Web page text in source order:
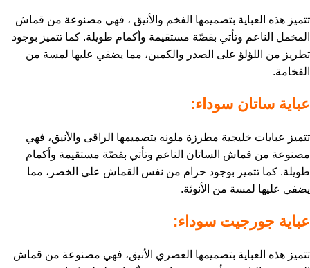
تتميز هذه العباية بتصميمها الفخم والأنيق ، فهي مصنوعة من قماش
المخمل الناعم وتأتي بقصّة مستقيمة وأكمام طويلة. كما تتميز بوجود
تطريز من اللؤلؤ على الصدر والكمين، مما يضفي عليها لمسة من
الفخامة.
عباية ساتان سوداء:
تتميز عبايات خليجية مطرزة ملونه بتصميمها الراقى والأنيق، فهي
مصنوعة من قماش الساتان الناعم وتأتي بقصّة مستقيمة وأكمام
طويلة. كما تتميز بوجود حزام من نفس القماش على الخصر، مما
يضفي عليها لمسة من الأنوثة.
عباية جورجيت سوداء:
تتميز هذه العباية بتصميمها العصري الأنيق، فهي مصنوعة من قماش